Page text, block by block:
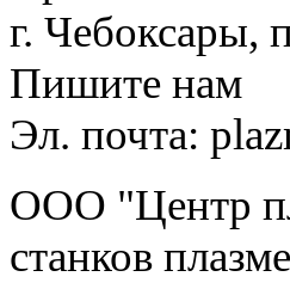
г. Чебоксары,
Пишите нам
Эл. почта:
ООО "Центр
станков